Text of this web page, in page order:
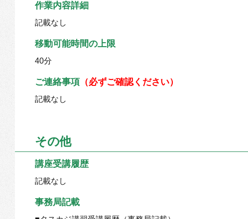
作業内容詳細
記載なし
移動可能時間の上限
40分
ご連絡事項 （必ずご確認ください）
記載なし
その他
講座受講履歴
記載なし
事務局記載